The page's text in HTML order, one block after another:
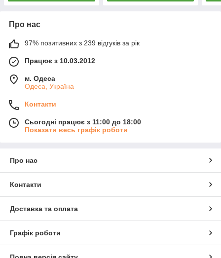
Про нас
97% позитивних з 239 відгуків за рік
Працює з 10.03.2012
м. Одеса
Одеса, Україна
Контакти
Сьогодні працює з 11:00 до 18:00
Показати весь графік роботи
Про нас
Контакти
Доставка та оплата
Графік роботи